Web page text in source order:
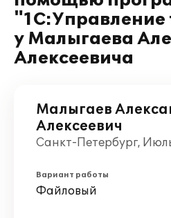
"1С:Управление
у Малыгаева
Алексеевича
Малыгаев
Алексеевич
Санкт-Петербург,
Вариант работы
Файловый